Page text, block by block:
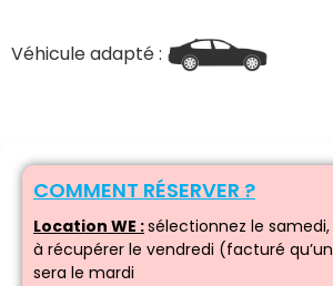
Véhicule adapté :
COMMENT RÉSERVER ?
Location WE :sélectionnez le
à récupérer le vendredi (facturé
sera le mardi